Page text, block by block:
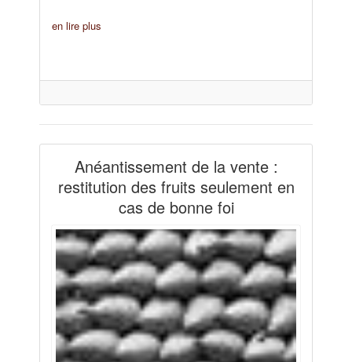
en lire plus
Anéantissement de la vente :
restitution des fruits seulement en
cas de bonne foi